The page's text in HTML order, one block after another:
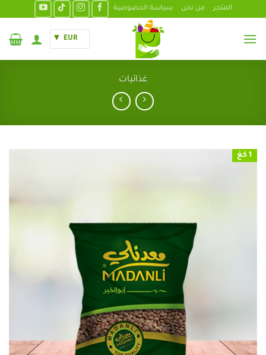
المتجر من نحن سياسة الخصوصية
EUR
غذائيات
1 كغ